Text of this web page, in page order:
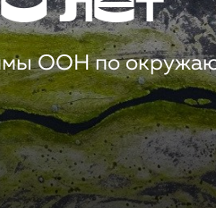
ООН по